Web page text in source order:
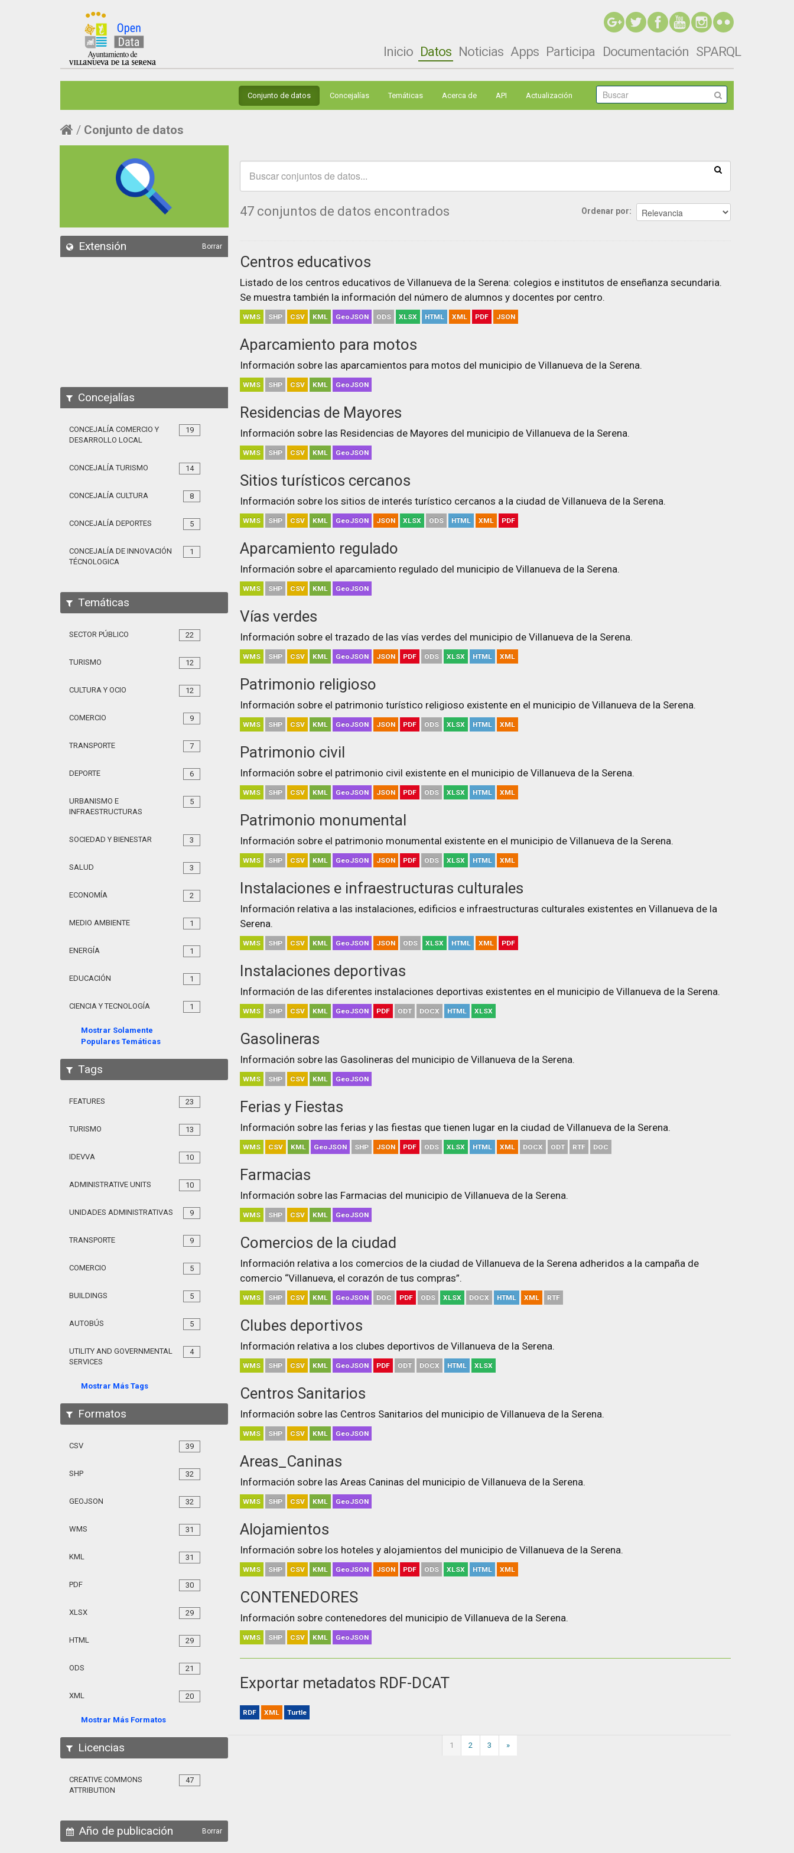
Inicio Datos Noticias Apps Participa Documentación SPARQL
Conjunto de datos Concejalías Temáticas Acerca de API Actualización
Conjunto de datos
Extensión Borrar
Concejalías
19
CONCEJALÍA COMERCIO Y
DESARROLLO LOCAL
14
CONCEJALÍA TURISMO
8
CONCEJALÍA CULTURA
5
CONCEJALÍA DEPORTES
1
CONCEJALÍA DE INNOVACIÓN
TÉCNOLOGICA
Temáticas
22
SECTOR PÚBLICO
12
TURISMO
12
CULTURA Y OCIO
9
COMERCIO
7
TRANSPORTE
6
DEPORTE
5
URBANISMO E
INFRAESTRUCTURAS
3
SOCIEDAD Y BIENESTAR
3
SALUD
2
ECONOMÍA
1
MEDIO AMBIENTE
1
ENERGÍA
1
EDUCACIÓN
1
CIENCIA Y TECNOLOGÍA
Mostrar Solamente
Populares Temáticas
Tags
23
FEATURES
13
TURISMO
10
IDEVVA
10
ADMINISTRATIVE UNITS
9
UNIDADES ADMINISTRATIVAS
9
TRANSPORTE
5
COMERCIO
5
BUILDINGS
5
AUTOBÚS
4
UTILITY AND GOVERNMENTAL
SERVICES
Mostrar Más Tags
Formatos
39
CSV
32
SHP
32
GEOJSON
31
WMS
31
KML
30
PDF
29
XLSX
29
HTML
21
ODS
20
XML
Mostrar Más Formatos
Licencias
47
CREATIVE COMMONS
ATTRIBUTION
Año de publicación Borrar
Ordenar por
47 conjuntos de datos encontrados
Centros educativos
Listado de los centros educativos de Villanueva de la Serena: colegios e institutos de enseñanza secundaria.
Se muestra también la información del número de alumnos y docentes por centro.
WMS SHP CSV KML GeoJSON ODS XLSX HTML XML PDF JSON
Aparcamiento para motos
Información sobre las aparcamientos para motos del municipio de Villanueva de la Serena.
WMS SHP CSV KML GeoJSON
Residencias de Mayores
Información sobre las Residencias de Mayores del municipio de Villanueva de la Serena.
WMS SHP CSV KML GeoJSON
Sitios turísticos cercanos
Información sobre los sitios de interés turístico cercanos a la ciudad de Villanueva de la Serena.
WMS SHP CSV KML GeoJSON JSON XLSX ODS HTML XML PDF
Aparcamiento regulado
Información sobre el aparcamiento regulado del municipio de Villanueva de la Serena.
WMS SHP CSV KML GeoJSON
Vías verdes
Información sobre el trazado de las vías verdes del municipio de Villanueva de la Serena.
WMS SHP CSV KML GeoJSON JSON PDF ODS XLSX HTML XML
Patrimonio religioso
Información sobre el patrimonio turístico religioso existente en el municipio de Villanueva de la Serena.
WMS SHP CSV KML GeoJSON JSON PDF ODS XLSX HTML XML
Patrimonio civil
Información sobre el patrimonio civil existente en el municipio de Villanueva de la Serena.
WMS SHP CSV KML GeoJSON JSON PDF ODS XLSX HTML XML
Patrimonio monumental
Información sobre el patrimonio monumental existente en el municipio de Villanueva de la Serena.
WMS SHP CSV KML GeoJSON JSON PDF ODS XLSX HTML XML
Instalaciones e infraestructuras culturales
Información relativa a las instalaciones, edificios e infraestructuras culturales existentes en Villanueva de la
Serena.
WMS SHP CSV KML GeoJSON JSON ODS XLSX HTML XML PDF
Instalaciones deportivas
Información de las diferentes instalaciones deportivas existentes en el municipio de Villanueva de la Serena.
WMS SHP CSV KML GeoJSON PDF ODT DOCX HTML XLSX
Gasolineras
Información sobre las Gasolineras del municipio de Villanueva de la Serena.
WMS SHP CSV KML GeoJSON
Ferias y Fiestas
Información sobre las ferias y las fiestas que tienen lugar en la ciudad de Villanueva de la Serena.
WMS CSV KML GeoJSON SHP JSON PDF ODS XLSX HTML XML DOCX ODT RTF DOC
Farmacias
Información sobre las Farmacias del municipio de Villanueva de la Serena.
WMS SHP CSV KML GeoJSON
Comercios de la ciudad
Información relativa a los comercios de la ciudad de Villanueva de la Serena adheridos a la campaña de
comercio “Villanueva, el corazón de tus compras”.
WMS SHP CSV KML GeoJSON DOC PDF ODS XLSX DOCX HTML XML RTF
Clubes deportivos
Información relativa a los clubes deportivos de Villanueva de la Serena.
WMS SHP CSV KML GeoJSON PDF ODT DOCX HTML XLSX
Centros Sanitarios
Información sobre las Centros Sanitarios del municipio de Villanueva de la Serena.
WMS SHP CSV KML GeoJSON
Areas_Caninas
Información sobre las Areas Caninas del municipio de Villanueva de la Serena.
WMS SHP CSV KML GeoJSON
Alojamientos
Información sobre los hoteles y alojamientos del municipio de Villanueva de la Serena.
WMS SHP CSV KML GeoJSON JSON PDF ODS XLSX HTML XML
CONTENEDORES
Información sobre contenedores del municipio de Villanueva de la Serena.
WMS SHP CSV KML GeoJSON
Exportar metadatos RDF-DCAT
RDF XML Turtle
1 2 3 »